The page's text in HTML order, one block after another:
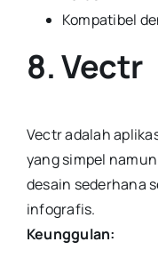
Kompatibel
8. Vectr
Vectr adalah
yang simpel
desain sederhana
infografis.
Keunggulan: